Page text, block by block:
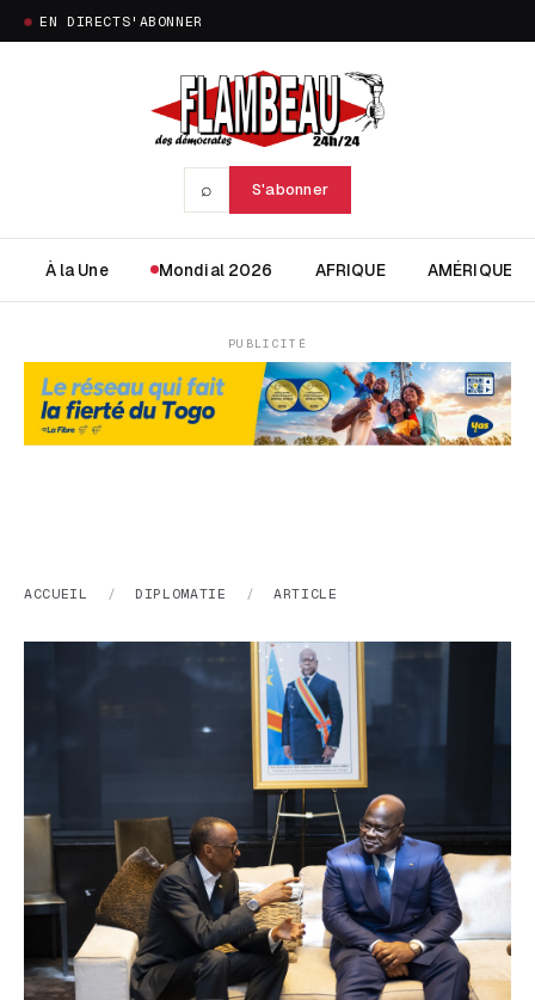
EN DIRECTS'ABONNER
⌕ S'abonner
À la Une Mondial 2026 AFRIQUE AMÉRIQUE
PUBLICITÉ
ACCUEIL / DIPLOMATIE / ARTICLE